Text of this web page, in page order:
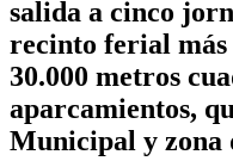
salida a cinco
recinto ferial
30.000 metros
aparcamientos,
Municipal y zona